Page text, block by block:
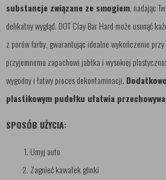
substancje związane ze smogiem , nadając
delikatny wygląd. DOT Clay Bar Hard może usunąć
z porów farby, gwarantując idealne wykończenie
przyjemnemu zapachowi jabłka i wysokiej
wygodny i łatwy proces dekontaminacji.
plastikowym pudełku ułatwia
SPOSÓB UŻYCIA:
Umyj auto
Zagnieć kawałek glinki